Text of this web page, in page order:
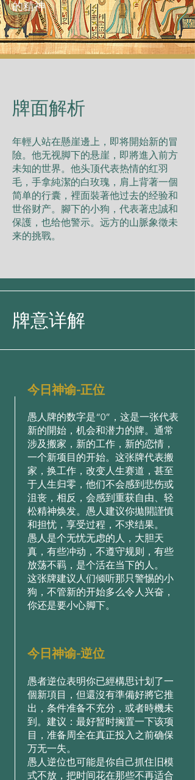
的精神
​牌面解析
年輕人站在懸崖邊上，即将開始新的冒
險。他无视脚下的悬崖，即將進入前方
未知的世界。他头顶代表热情的红羽
毛，手拿純潔的白玫瑰，肩上背著一個
简单的行囊，裡面裝著他过去的经验和
世俗财产。腳下的小狗，代表著忠誠和
保護，也给他警示。远方的山脈象徵未
来的挑戰。
牌意详解
今日神谕-正位
愚人牌的数字是“0”，这是一张代表
新的開始，机会和潜力的牌。通常
涉及搬家，新的工作，新的恋情，
一个新项目的开始。这张牌代表搬
家，换工作，改变人生赛道，甚至
于人生归零，他们不会感到悲伤或
沮丧，相反，会感到重获自由、轻
松精神焕发。愚人建议你拋開謹慎
和担忧，享受过程，不求结果。
愚人是个无忧无虑的人，大胆天
真，有些冲动，不遵守规则，有些
放荡不羁，是个活在当下的人。
这张牌建议人们倾听那只警惕的小
狗，不管新的开始多么令人兴奋，
你还是要小心脚下。
今日神谕-逆位
愚者逆位表明你已經構思计划了一
個新項目，但還沒有準備好將它推
出，条件准备不充分，或者時機未
到。建议：最好暂时搁置一下该项
目，准备周全在真正投入之前确保
万无一失。
愚人逆位也可能是你自己抓住旧模
式不放，把时间花在那些不再适合